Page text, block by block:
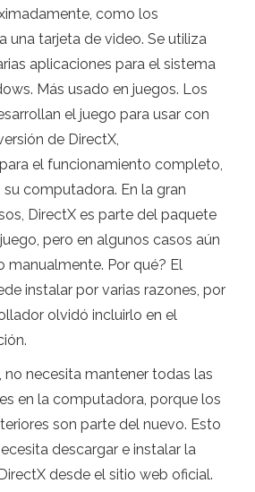
como los
una tarjeta de video. Se utiliza
aplicaciones para el sistema
Más usado en juegos. Los
el juego para usar con
de DirectX,
el funcionamiento completo,
computadora. En la gran
DirectX es parte del paquete
pero en algunos casos aún
manualmente. Por qué? El
instalar por varias razones, por
olvidó incluirlo en el
necesita mantener todas las
en la computadora, porque los
son parte del nuevo. Esto
descargar e instalar la
desde el sitio web oficial.